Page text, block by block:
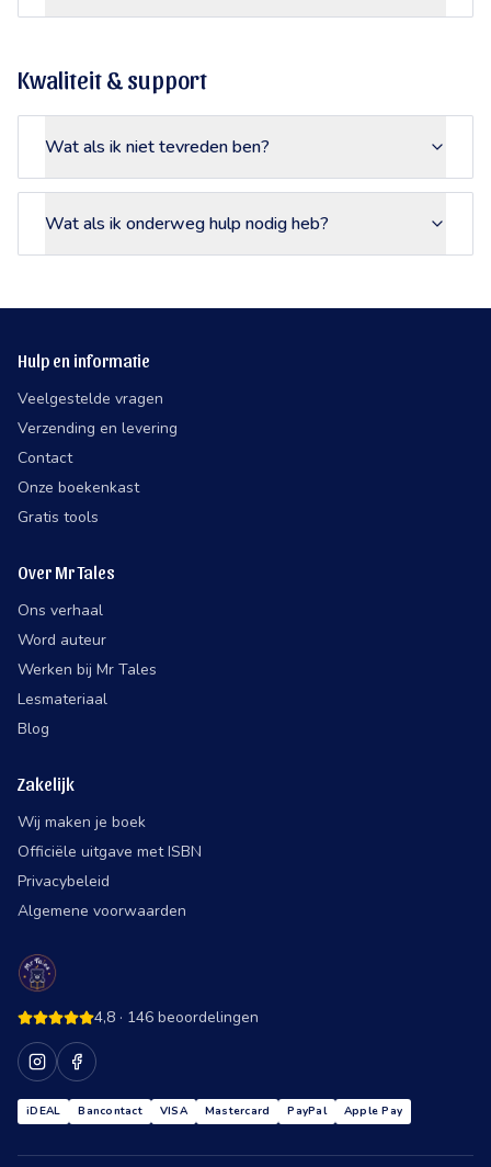
Kwaliteit & support
Wat als ik niet tevreden ben?
Wat als ik onderweg hulp nodig heb?
Hulp en informatie
Veelgestelde vragen
Verzending en levering
Contact
Onze boekenkast
Gratis tools
Over Mr Tales
Ons verhaal
Word auteur
Werken bij Mr Tales
Lesmateriaal
Blog
Zakelijk
Wij maken je boek
Officiële uitgave met ISBN
Privacybeleid
Algemene voorwaarden
4,8 · 146 beoordelingen
iDEAL Bancontact VISA Mastercard PayPal Apple Pay